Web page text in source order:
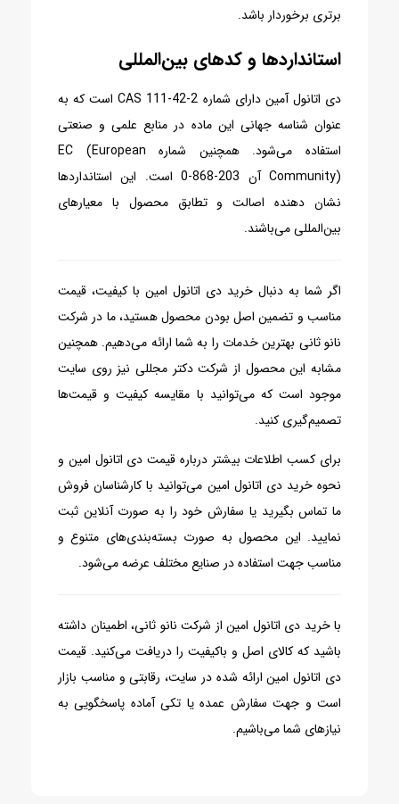
برتری برخوردار باشد.
استانداردها و کدهای بین‌المللی
دی اتانول آمین دارای شماره CAS 111-42-2 است که به
عنوان شناسه جهانی این ماده در منابع علمی و صنعتی
استفاده می‌شود. همچنین شماره EC (European
Community) آن 203-868-0 است. این استانداردها
نشان دهنده اصالت و تطابق محصول با معیارهای
بین‌المللی می‌باشند.
اگر شما به دنبال خرید دی اتانول امین با کیفیت، قیمت
مناسب و تضمین اصل بودن محصول هستید، ما در شرکت
نانو ثانی بهترین خدمات را به شما ارائه می‌دهیم. همچنین
مشابه این محصول از شرکت دکتر مجللی نیز روی سایت
موجود است که می‌توانید با مقایسه کیفیت و قیمت‌ها
تصمیم‌گیری کنید.
برای کسب اطلاعات بیشتر درباره قیمت دی اتانول امین و
نحوه خرید دی اتانول امین می‌توانید با کارشناسان فروش
ما تماس بگیرید یا سفارش خود را به صورت آنلاین ثبت
نمایید. این محصول به صورت بسته‌بندی‌های متنوع و
مناسب جهت استفاده در صنایع مختلف عرضه می‌شود.
با خرید دی اتانول امین از شرکت نانو ثانی، اطمینان داشته
باشید که کالای اصل و باکیفیت را دریافت می‌کنید. قیمت
دی اتانول امین ارائه شده در سایت، رقابتی و مناسب بازار
است و جهت سفارش عمده یا تکی آماده پاسخگویی به
نیازهای شما می‌باشیم.